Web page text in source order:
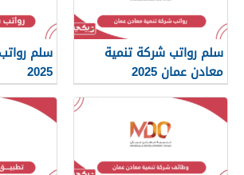
سلم رواتب شركة تنمية
معادن عمان 2025
سلم
2025